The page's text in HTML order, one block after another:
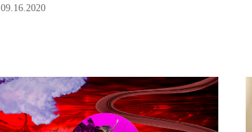
09.16.2020